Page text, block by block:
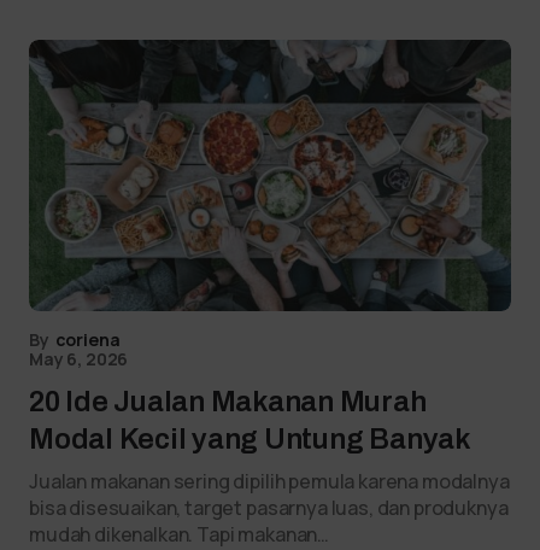
By coriena
May 6, 2026
20 Ide Jualan Makanan Murah
Modal Kecil yang Untung Banyak
Jualan makanan sering dipilih pemula karena modalnya
bisa disesuaikan, target pasarnya luas, dan produknya
mudah dikenalkan. Tapi makanan…